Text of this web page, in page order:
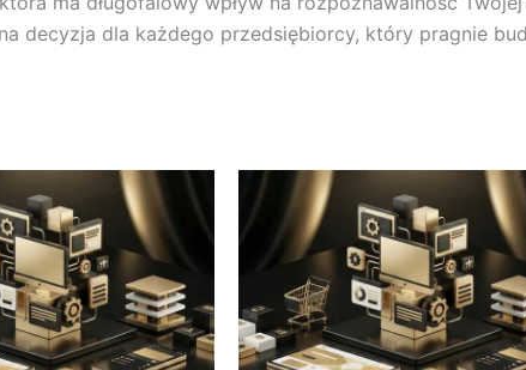
decyzja dla każdego przedsiębiorcy, który pragnie